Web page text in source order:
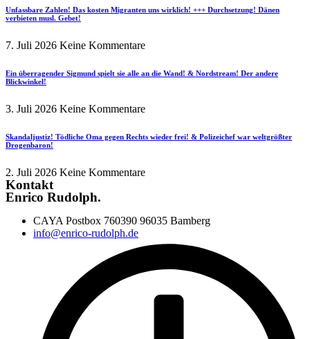
Unfassbare Zahlen! Das kosten Migranten uns wirklich! +++ Durchsetzung! Dänen
verbieten musl. Gebet!
7. Juli 2026 Keine Kommentare
Ein überragender Sigmund spielt sie alle an die Wand! & Nordstream! Der andere
Blickwinkel!
3. Juli 2026 Keine Kommentare
Skandaljustiz! Tödliche Oma gegen Rechts wieder frei! & Polizeichef war weltgrößter
Drogenbaron!
2. Juli 2026 Keine Kommentare
Kontakt
Enrico Rudolph.
CAYA Postbox 760390 96035 Bamberg
info@enrico-rudolph.de